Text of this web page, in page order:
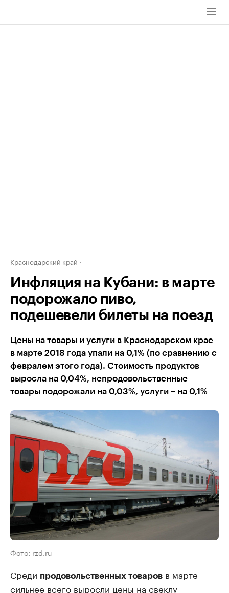
Краснодарский край
Инфляция на Кубани: в марте
подорожало пиво,
подешевели билеты на поезд
Цены на товары и услуги в Краснодарском крае
в марте 2018 года упали на 0,1% (по сравнению с
февралем этого года). Стоимость продуктов
выросла на 0,04%, непродовольственные
товары подорожали на 0,03%, услуги – на 0,1%
Фото: rzd.ru
Среди продовольственных товаров в марте
сильнее всего выросли цены на свеклу